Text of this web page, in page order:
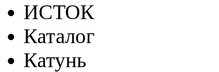
ИСТОК
Каталог
Катунь